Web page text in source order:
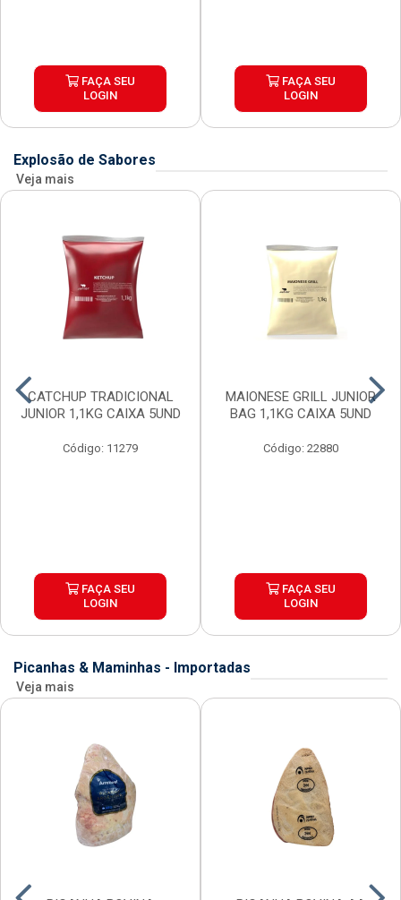
FAÇA SEU
LOGIN
FAÇA SEU
LOGIN
Explosão de Sabores
Veja mais
CATCHUP TRADICIONAL
JUNIOR 1,1KG CAIXA 5UND
Código: 11279
FAÇA SEU
LOGIN
MAIONESE GRILL JUNIOR
BAG 1,1KG CAIXA 5UND
Código: 22880
FAÇA SEU
LOGIN
Picanhas & Maminhas - Importadas
Veja mais